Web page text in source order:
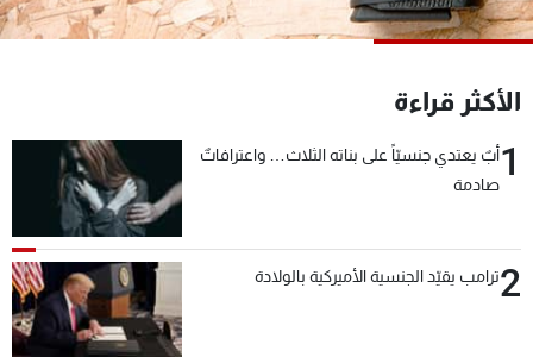
الأكثر قراءة
1أبٌ يعتدي جنسيّاً على بناته الثلاث… واعترافاتٌ
صادمة
2ترامب يقيّد الجنسية الأميركية بالولادة
عن MTV
لاعلاناتكم
وظائف